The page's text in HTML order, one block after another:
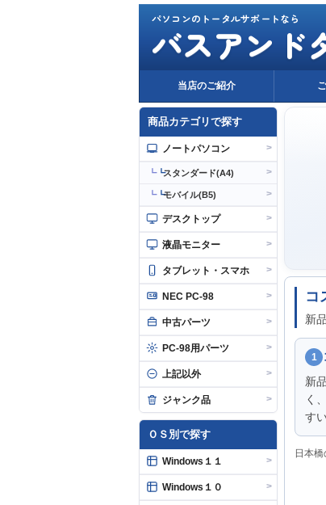
パソコンのトータルサポートなら
バスアンド
当店のご紹介
商品カテゴリで探す
ノートパソコン >
┗スタンダード(A4) >
┗モバイル(B5) >
デスクトップ >
液晶モニター >
タブレット・スマホ >
NEC PC-98 >
中古パーツ >
PC-98用パーツ >
上記以外 >
ジャンク品 >
ＯＳ別で探す
Windows１１ >
Windows１０ >
コ
新
1
新
く
す
日本